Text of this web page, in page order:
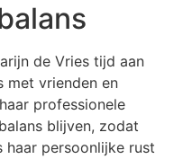
de Vries tijd aan
met vrienden en
professionele
blijven, zodat
persoonlijke rust